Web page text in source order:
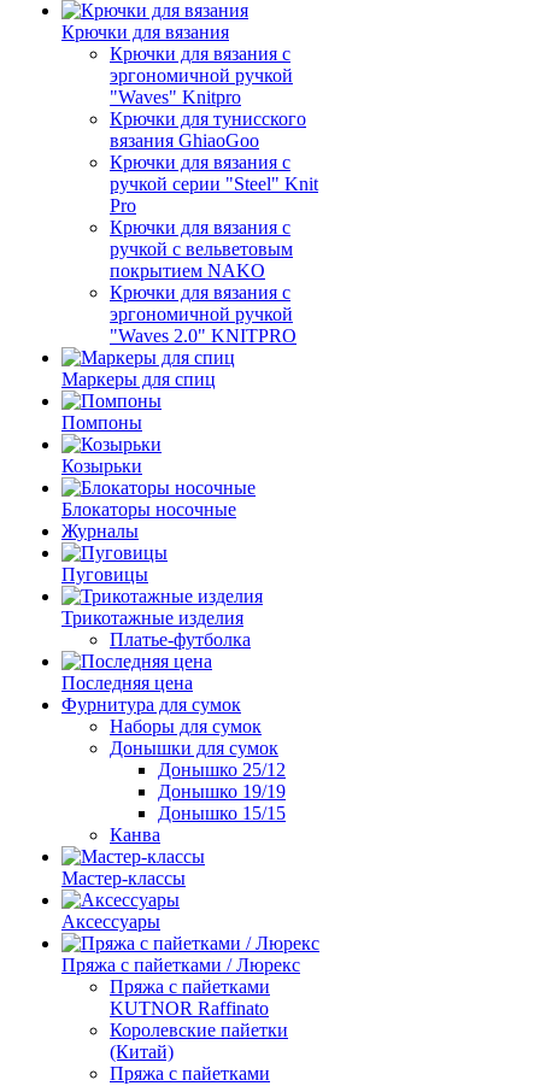
Крючки для вязания
Крючки для вязания с
эргономичной ручкой
"Waves" Knitpro
Крючки для тунисского
вязания GhiaoGoo
Крючки для вязания с
ручкой серии "Steel" Knit
Pro
Крючки для вязания с
ручкой с вельветовым
покрытием NAKO
Крючки для вязания с
эргономичной ручкой
"Waves 2.0" KNITPRO
Маркеры для спиц
Помпоны
Козырьки
Блокаторы носочные
Журналы
Пуговицы
Трикотажные изделия
Платье-футболка
Последняя цена
Фурнитура для сумок
Наборы для сумок
Донышки для сумок
Донышко 25/12
Донышко 19/19
Донышко 15/15
Канва
Мастер-классы
Аксессуары
Пряжа с пайетками / Люрекс
Пряжа с пайетками
KUTNOR Raffinato
Королевские пайетки
(Китай)
Пряжа с пайетками